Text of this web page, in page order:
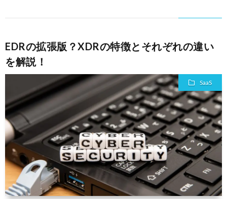
EDRの拡張版？XDRの特徴とそれぞれの違い
を解説！
SaaS